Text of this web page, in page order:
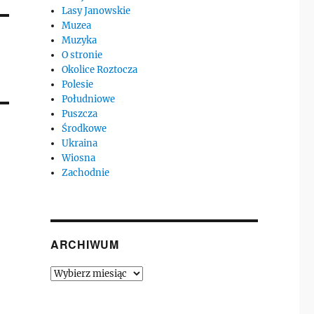
Lasy Janowskie
Muzea
Muzyka
O stronie
Okolice Roztocza
Polesie
Południowe
Puszcza
Środkowe
Ukraina
Wiosna
Zachodnie
ARCHIWUM
Archiwum